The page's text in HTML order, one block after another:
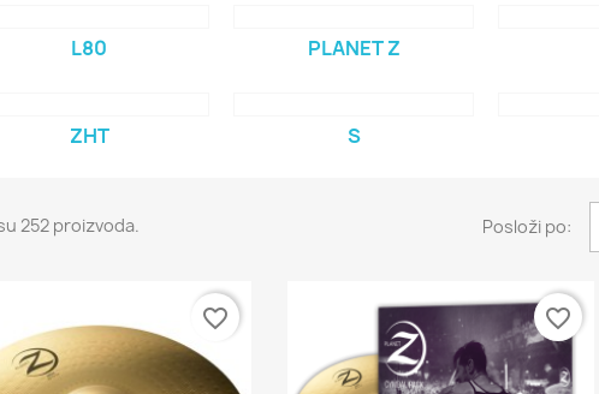
L80 PLANET Z
ZHT S
252 proizvoda. Posloži po:
favorite_border favorite_border